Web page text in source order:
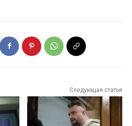
Следующая статья